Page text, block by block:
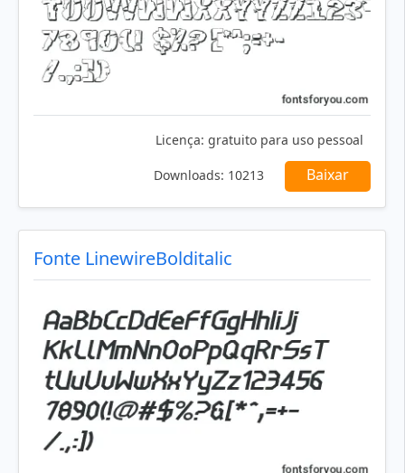
Licença: gratuito para uso pessoal
Downloads: 10213 Baixar
Fonte LinewireBolditalic